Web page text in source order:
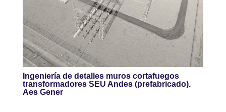
Ingeniería de detalles muros cortafuegos
transformadores SEU Andes (prefabricado).
Aes Gener